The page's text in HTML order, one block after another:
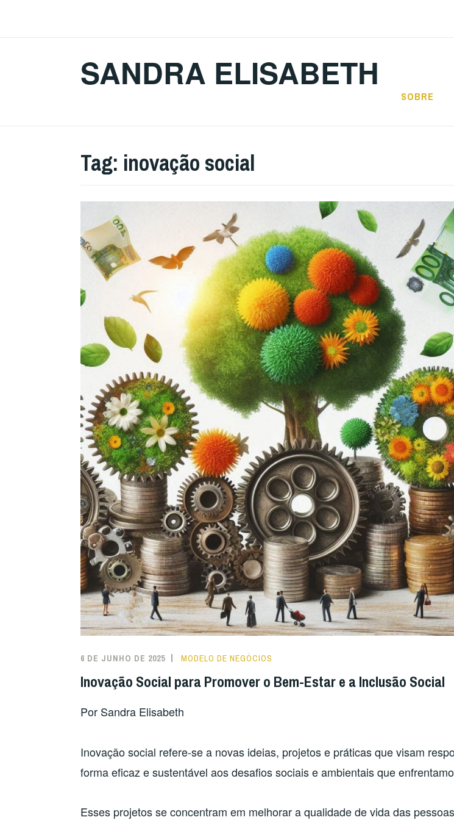
SANDRA ELISABETH
SOBRE
Tag: inovação social
6 DE JUNHO DE 2025 MODELO DE NEGÓCIOS
Inovação Social para Promover o Bem-Estar e a Inclusão Social
Por Sandra Elisabeth
Inovação social refere-se a novas ideias, projetos e práticas que visam
forma eficaz e sustentável aos desafios sociais e ambientais que
Esses projetos se concentram em melhorar a qualidade de vida das